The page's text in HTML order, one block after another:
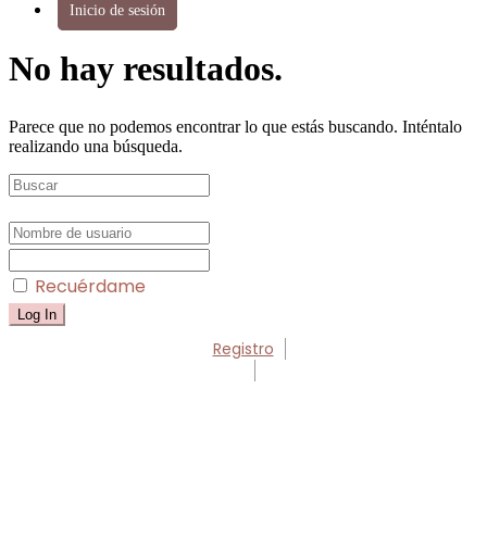
Inicio de sesión
No hay resultados.
Parece que no podemos encontrar lo que estás buscando. Inténtalo
realizando una búsqueda.
Recuérdame
Registro